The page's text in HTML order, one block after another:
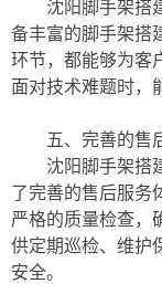
沈阳脚手架搭
备丰富的脚手架搭
环节，都能够为客
面对技术难题时，
五、完善的售
沈阳脚手架搭
了完善的售后服务
严格的质量检查，
供定期巡检、维护
安全。